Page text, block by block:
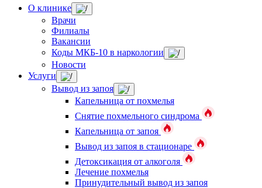
О клинике
Врачи
Филиалы
Вакансии
Коды МКБ-10 в наркологии
Новости
Услуги
Вывод из запоя
Капельница от похмелья
Снятие похмельного синдрома
Капельница от запоя
Вывод из запоя в стационаре
Детоксикация от алкоголя
Лечение похмелья
Принудительный вывод из запоя